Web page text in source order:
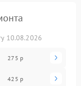
10.08.2026
275 р
425 р